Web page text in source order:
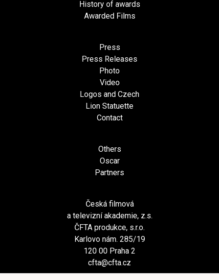
History of awards
Awarded Films
Press
Press Releases
Photo
Video
Logos and Czech
Lion Statuette
Contact
Others
Oscar
Partners
Česká filmová
a televizní akademie, z.s.
ČFTA produkce, s.r.o.
Karlovo nám. 285/19
120 00 Praha 2
cfta@cfta.cz